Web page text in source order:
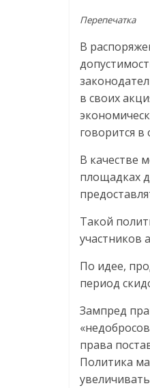
онлайн-
сервисах
для
Commerce,
ритейле,
логистике,
соцсетях.
Нам
важно,
как
как
Сеть
меняет
людей
обсудить
эти
изменения
Перепечатка
В
в своих
говорится
В качестве
площадках
Такой
участников
По идее,
период
Зампред
права
Политика